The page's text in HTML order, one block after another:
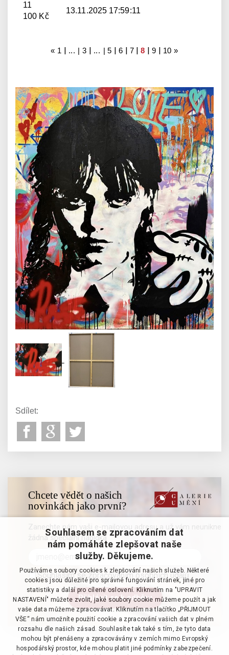
11
100 Kč
13.11.2025 17:59:11
« 1 | ... | 3 | ... | 5 | 6 | 7 |8 |9 | 10 »
Sdílet:
Chcete vědět o našich
novinkách jako první?
Zanechte nám vaši e-mailovou adresu a už vám neunikne
žádná speciální nabídka
Souhlasím se zpracováním osobních údajů
Souhlasem se zpracováním dat
nám pomáháte zlepšovat naše
služby. Děkujeme.
Používáme soubory cookies k zlepšování našich služeb. Některé
cookies jsou důležité pro správné fungování stránek, jiné pro
statistiky a další pro cílené oslovení. Kliknutím na "UPRAVIT
NASTAVENÍ" můžete zvolit, jaké soubory cookie můžeme použít a jak
vaše data můžeme zpracovávat. Kliknutím na tlačítko „PŘIJMOUT
VŠE“ nám umožníte použití cookie a zpracování vašich dat v plném
rozsahu dle našich zásad. Souhlasíte tak také s tím, že tyto data
mohou být přenášeny a zpracovávány v zemích mimo Evropský
hospodářský prostor, kde mohou platit jiné podmínky zabezpečení.